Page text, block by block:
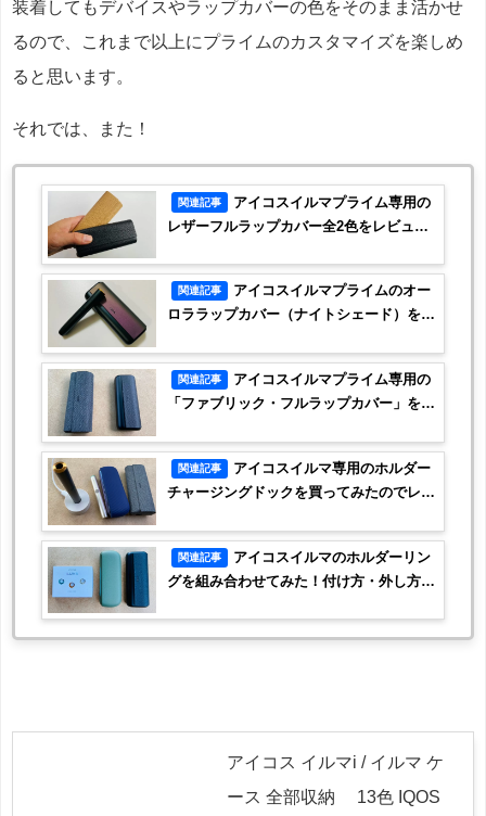
装着してもデバイスやラップカバーの色をそのまま活かせ
るので、これまで以上にプライムのカスタマイズを楽しめ
ると思います。
それでは、また！
関連記事
アイコスイルマプライム専用の
レザーフルラップカバー全2色をレビュ
関連記事
アイコスイルマプライムのオー
ロララップカバー（ナイトシェード）を装
関連記事
アイコスイルマプライム専用の
「ファブリック・フルラップカバー」をレ
関連記事
アイコスイルマ専用のホルダー
チャージングドックを買ってみたのでレビ
関連記事
アイコスイルマのホルダーリン
グを組み合わせてみた！付け方・外し方を
アイコス イルマi / イルマ ケ
ース 全部収納 13色 IQOS